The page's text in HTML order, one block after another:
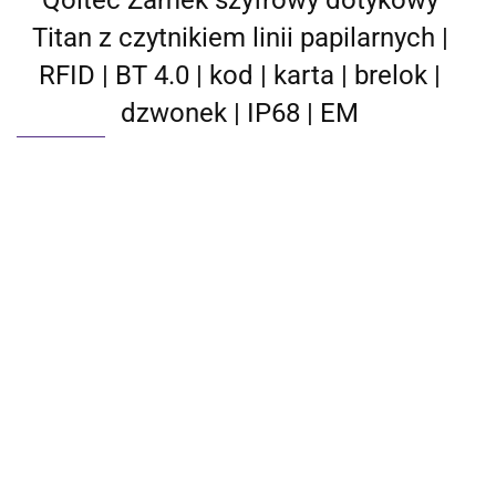
Zgody cookies
Titan z czytnikiem linii papilarnych |
RFID | BT 4.0 | kod | karta | brelok |
dzwonek | IP68 | EM